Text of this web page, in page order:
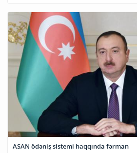
ASAN ödəniş sistemi haqqında fərman